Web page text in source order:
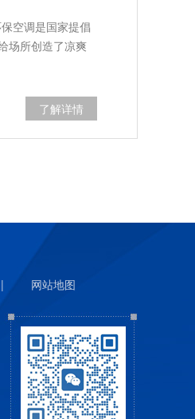
空调是国家提倡
场所创造了凉爽
了解详情
| 网站地图